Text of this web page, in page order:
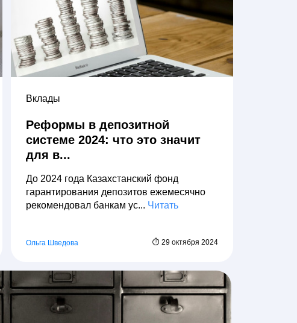
Вклады
Реформы в депозитной
системе 2024: что это значит
для в...
До 2024 года Казахстанский фонд
гарантирования депозитов ежемесячно
рекомендовал банкам ус... Читать
Ольга Шведова ⏱ 29 октября 2024